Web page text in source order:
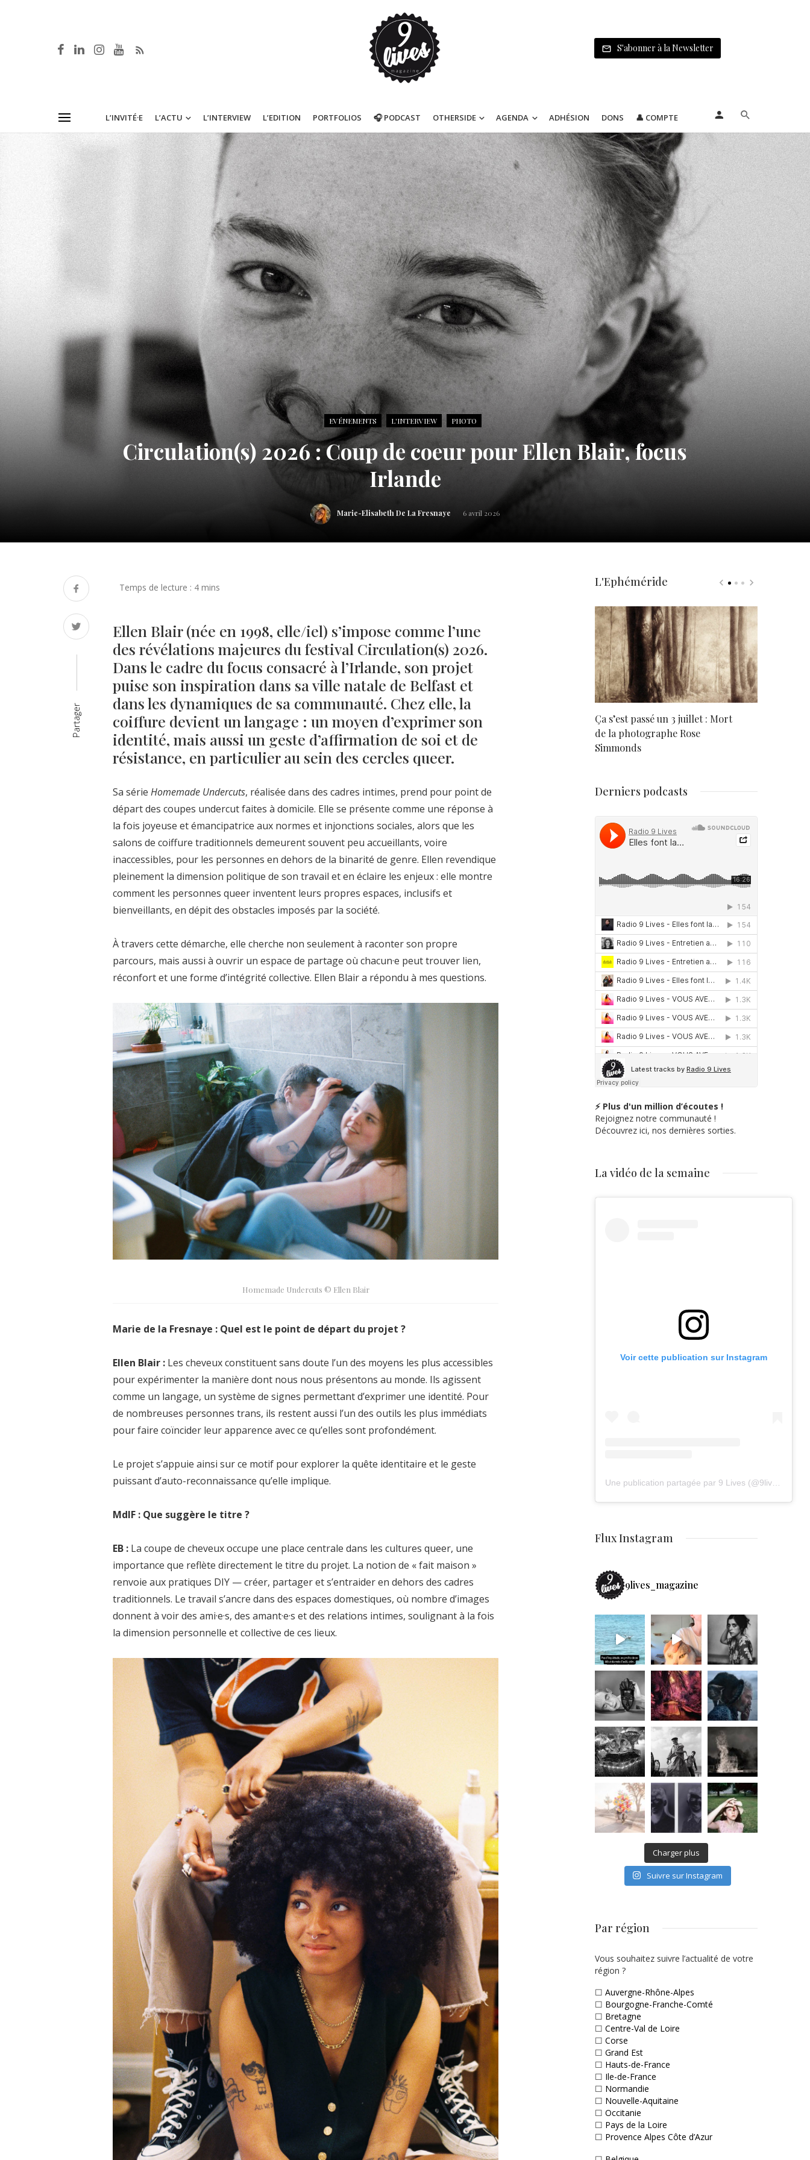
S'abonner à la Newsletter
L’INVITÉ·E L’ACTU L’INTERVIEW L’EDITION PORTFOLIOS 🎧 PODCAST OTHERSIDE AGENDA ADHÉSION DONS 👤 COMPTE
EVÉNEMENTS L'INTERVIEW PHOTO
Circulation(s) 2026 : Coup de coeur pour Ellen Blair, focus
Irlande
Marie-Elisabeth De La Fresnaye 6 avril 2026
Partager
Ellen Blair (née en 1998, elle/iel) s’impose comme l’une
des révélations majeures du festival Circulation(s) 2026.
Dans le cadre du focus consacré à l’Irlande, son projet
puise son inspiration dans sa ville natale de Belfast et
dans les dynamiques de sa communauté. Chez elle, la
coiffure devient un langage : un moyen d’exprimer son
identité, mais aussi un geste d’affirmation de soi et de
résistance, en particulier au sein des cercles queer.
Sa série Homemade Undercuts, réalisée dans des cadres intimes, prend pour point de
départ des coupes undercut faites à domicile. Elle se présente comme une réponse à
la fois joyeuse et émancipatrice aux normes et injonctions sociales, alors que les
salons de coiffure traditionnels demeurent souvent peu accueillants, voire
inaccessibles, pour les personnes en dehors de la binarité de genre. Ellen revendique
pleinement la dimension politique de son travail et en éclaire les enjeux : elle montre
comment les personnes queer inventent leurs propres espaces, inclusifs et
bienveillants, en dépit des obstacles imposés par la société.
À travers cette démarche, elle cherche non seulement à raconter son propre
parcours, mais aussi à ouvrir un espace de partage où chacun·e peut trouver lien,
réconfort et une forme d’intégrité collective. Ellen Blair a répondu à mes questions.
Homemade Undercuts © Ellen Blair
Marie de la Fresnaye : Quel est le point de départ du projet ?
Ellen Blair : Les cheveux constituent sans doute l’un des moyens les plus accessibles
pour expérimenter la manière dont nous nous présentons au monde. Ils agissent
comme un langage, un système de signes permettant d’exprimer une identité. Pour
de nombreuses personnes trans, ils restent aussi l’un des outils les plus immédiats
pour faire coïncider leur apparence avec ce qu’elles sont profondément.
Le projet s’appuie ainsi sur ce motif pour explorer la quête identitaire et le geste
puissant d’auto-reconnaissance qu’elle implique.
MdlF : Que suggère le titre ?
EB : La coupe de cheveux occupe une place centrale dans les cultures queer, une
importance que reflète directement le titre du projet. La notion de « fait maison »
renvoie aux pratiques DIY — créer, partager et s’entraider en dehors des cadres
traditionnels. Le travail s’ancre dans des espaces domestiques, où nombre d’images
donnent à voir des ami·e·s, des amant·e·s et des relations intimes, soulignant à la fois
la dimension personnelle et collective de ces lieux.
L'Ephéméride
Né un 2 juillet : André Kertész
Né un 1er juillet : Léonard
Misonne
Ça s’est passé un 3 juillet : Mort
de la photographe Rose
Simmonds
Derniers podcasts
⚡ Plus d'un million d’écoutes !
Rejoignez notre communauté !
Découvrez ici, nos dernières sorties.
La vidéo de la semaine
Voir cette publication sur Instagram
Flux Instagram
9lives_magazine
Charger plus
Suivre sur Instagram
Par région
Vous souhaitez suivre l’actualité de votre
région ?
☐ Auvergne-Rhône-Alpes
☐ Bourgogne-Franche-Comté
☐ Bretagne
☐ Centre-Val de Loire
☐ Corse
☐ Grand Est
☐ Hauts-de-France
☐ Ile-de-France
☐ Normandie
☐ Nouvelle-Aquitaine
☐ Occitanie
☐ Pays de la Loire
☐ Provence Alpes Côte d’Azur